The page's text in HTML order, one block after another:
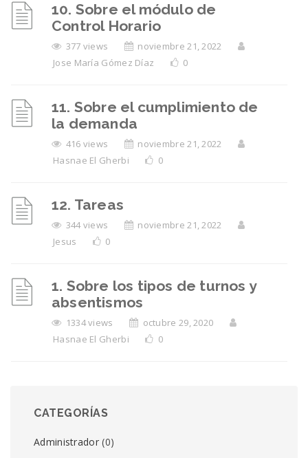
10. Sobre el módulo de
Control Horario
377 views
noviembre 21, 2022
Jose María Gómez Díaz
0
11. Sobre el cumplimiento de
la demanda
416 views
noviembre 21, 2022
Hasnae El Gherbi
0
12. Tareas
344 views
noviembre 21, 2022
Jesus
0
1. Sobre los tipos de turnos y
absentismos
1334 views
octubre 29, 2020
Hasnae El Gherbi
0
CATEGORÍAS
Administrador(0)